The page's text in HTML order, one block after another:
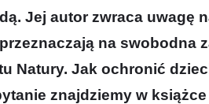
Jej autor zwraca uwagę
na swobodna
Natury. Jak ochronić
znajdziemy w